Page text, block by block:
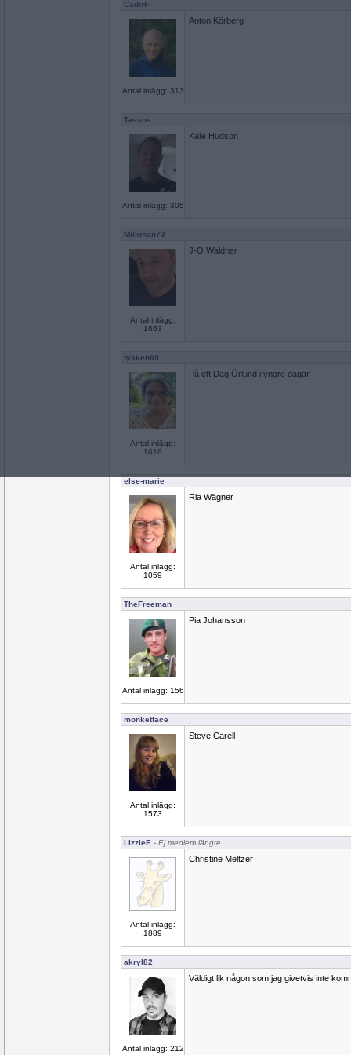
CadirF
Antal inlägg: 313
Anton Körberg
Tassos
Antal inlägg: 305
Kate Hudson
Milkman73
Antal inlägg:
1663
J-O Waldner
tysken69
Antal inlägg:
1618
På ett Dag Örlund i yngre dagar
else-marie
Antal inlägg:
1059
Ria Wägner
TheFreeman
Antal inlägg: 156
Pia Johansson
monketface
Antal inlägg:
1573
Steve Carell
LizzieE - Ej medlem längre
Antal inlägg:
1889
Christine Meltzer
akryl82
Antal inlägg: 212
Väldigt lik någon som jag givetvis inte